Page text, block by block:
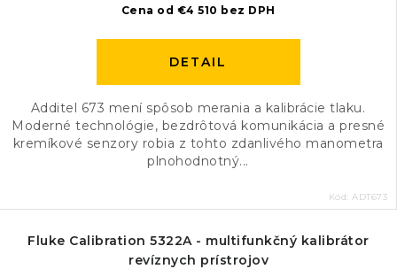
Cena od €4 510 bez DPH
DETAIL
Additel 673 mení spôsob merania a kalibrácie tlaku.
Moderné technológie, bezdrôtová komunikácia a presné
kremíkové senzory robia z tohto zdanlivého manometra
plnohodnotný...
Kód: ADT673
Fluke Calibration 5322A - multifunkčný kalibrátor
revíznych prístrojov